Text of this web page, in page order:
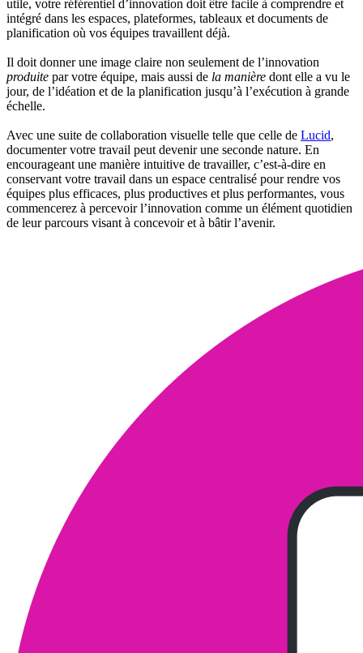
utile, votre référentiel d’innovation doit être facile à comprendre et
intégré dans les espaces, plateformes, tableaux et documents de
planification où vos équipes travaillent déjà.
Il doit donner une image claire non seulement de l’innovation
produite par votre équipe, mais aussi de la manière dont elle a vu le
jour, de l’idéation et de la planification jusqu’à l’exécution à grande
échelle.
Avec une suite de collaboration visuelle telle que celle de Lucid,
documenter votre travail peut devenir une seconde nature. En
encourageant une manière intuitive de travailler, c’est-à-dire en
conservant votre travail dans un espace centralisé pour rendre vos
équipes plus efficaces, plus productives et plus performantes, vous
commencerez à percevoir l’innovation comme un élément quotidien
de leur parcours visant à concevoir et à bâtir l’avenir.